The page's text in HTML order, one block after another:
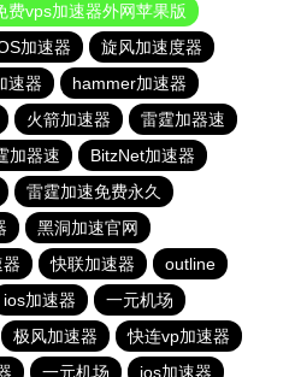
费vps加速器外网苹果版
加速器
旋风加速度器
速器
hammer加速器
火箭加速器
雷霆加器速
加器速
BitzNet加速器
雷霆加速免费永久
黑洞加速官网
快联加速器
outline
ios加速器
一元机场
极风加速器
快连vp加速器
一元机场 ios加速器